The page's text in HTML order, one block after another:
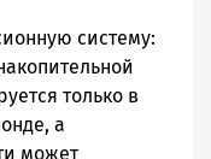
систему:
только в
а
может